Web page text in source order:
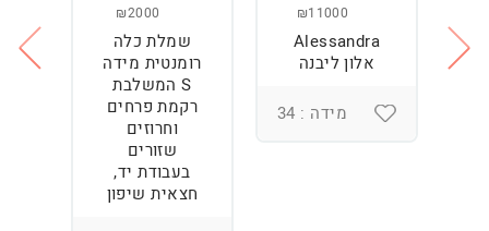
₪11000
Alessandra
אלון ליבנה
מידה : 34
₪2000
שמלת כלה
רומנטית מידה
S המשלבת
רקמת פרחים
וחרוזים
שזורים
בעבודת יד,
חצאית שיפון